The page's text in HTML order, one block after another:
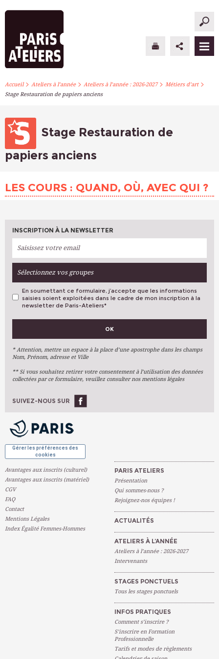
PARIS ATELIERS
ATELIERS À L’ANNÉE
STAGES PONCTUELS
S’INSCRIRE
Accueil> Ateliers à l’année> Ateliers à l’année : 2026-2027> Métiers d’art>
Stage Restauration de papiers anciens
Stage Restauration de
papiers anciens
LES COURS : QUAND, OÙ, AVEC QUI ?
INSCRIPTION À LA NEWSLETTER
Sélectionnez vos groupes
VOS PRÉFÉRENCES
Arts Plastiques
Arts Du Texte
Arts Numériques
Ateliers À L'année
En soumettant ce formulaire, j’accepte que les informations
saisies soient exploitées dans le cadre de mon inscription à la
newsletter de Paris-Ateliers*
OK
* Attention, mettre un espace à la place d’une apostrophe dans les champs
Nom, Prénom, adresse et Ville
** Si vous souhaitez retirer votre consentement à l’utilisation des données
collectées par ce formulaire, veuillez consulter nos mentions légales
SUIVEZ-NOUS SUR
Gérer les préférences des
cookies
Avantages aux inscrits (culturel)
Avantages aux inscrits (matériel)
CGV
FAQ
Contact
Mentions Légales
Index Égalité Femmes-Hommes
PARIS ATELIERS
Présentation
Qui sommes-nous ?
Rejoignez-nos équipes !
ACTUALITÉS
ATELIERS À L’ANNÉE
Ateliers à l’année : 2026-2027
Intervenants
STAGES PONCTUELS
Tous les stages ponctuels
INFOS PRATIQUES
Comment s’inscrire ?
S’inscrire en Formation
Professionnelle
Tarifs et modes de règlements